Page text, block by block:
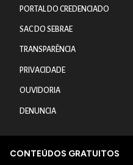
PORTAL DO CREDENCIADO
SAC DO SEBRAE
TRANSPARÊNCIA
PRIVACIDADE
OUVIDORIA
DENUNCIA
CONTEÚDOS GRATUITOS